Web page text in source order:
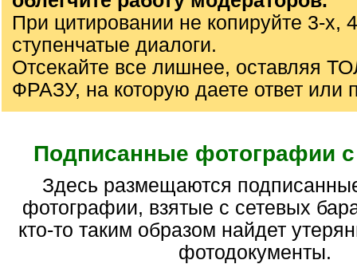
При цитировании не копируйте 3-х,
ступенчатые диалоги.
Отсекайте все лишнее, оставляя
ФРАЗУ, на которую даете ответ или
Подписанные фотографии с
Здесь размещаются подписанные старинные
фотографии, взятые с сетевых
кто-то таким образом найдет
фотодокументы.